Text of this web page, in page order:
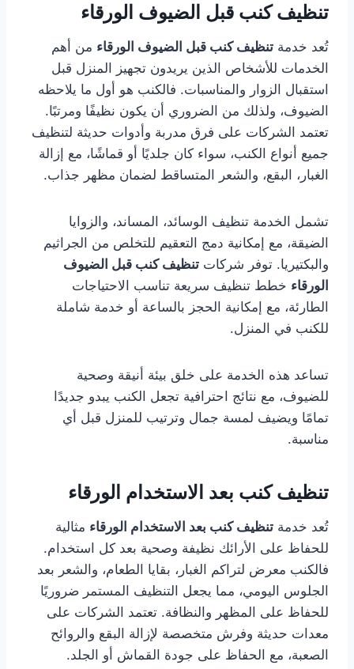
تنظيف كنب قبل الضيوف الورقاء
تُعد خدمة تنظيف كنب قبل الضيوف الورقاء من أهم
الخدمات للأشخاص الذين يريدون تجهيز المنزل قبل
استقبال الزوار والمناسبات. فالكنب هو أول ما يلاحظه
الضيوف، ولذلك من الضروري أن يكون نظيفًا ومرتبًا.
تعتمد الشركات على فرق مدربة وأدوات حديثة لتنظيف
جميع أنواع الكنب، سواء كان جلديًا أو قماشًا، مع إزالة
الغبار، البقع، والشعر المتساقط لضمان مظهر جذاب.
تشمل الخدمة تنظيف الوسائد، المساند، والزوايا
الضيقة، مع إمكانية دمج التعقيم للتخلص من الجراثيم
والبكتيريا. توفر شركات تنظيف كنب قبل الضيوف
الورقاء خطط تنظيف سريعة تناسب الاحتياجات
الطارئة، مع إمكانية الحجز بالساعة أو خدمة شاملة
للكنب في المنزل.
تساعد هذه الخدمة على خلق بيئة أنيقة وصحية
للضيوف، مع نتائج احترافية تجعل الكنب يبدو جديدًا
تمامًا ويضيف لمسة جمال وترتيب للمنزل قبل أي
مناسبة.
تنظيف كنب بعد الاستخدام الورقاء
تُعد خدمة تنظيف كنب بعد الاستخدام الورقاء مثالية
للحفاظ على الأرائك نظيفة وصحية بعد كل استخدام.
فالكنب معرض لتراكم الغبار، بقايا الطعام، والشعر بعد
الجلوس اليومي، مما يجعل التنظيف المستمر ضروريًا
للحفاظ على المظهر والنظافة. تعتمد الشركات على
معدات حديثة وفرش متخصصة لإزالة البقع والروائح
الصعبة، مع الحفاظ على جودة القماش أو الجلد.